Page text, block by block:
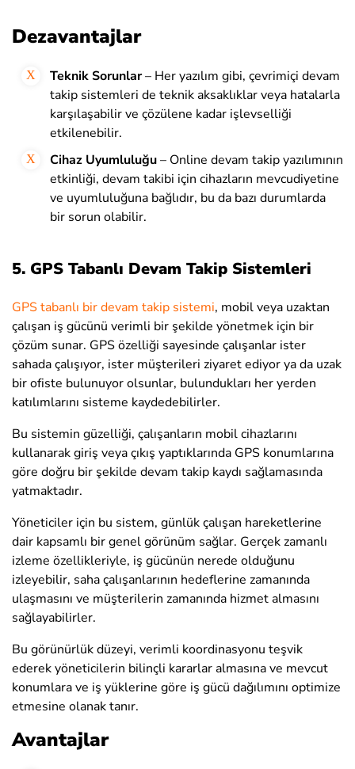
Dezavantajlar
Teknik Sorunlar– Her yazılım gibi, çevrimiçi devam
takip sistemleri de teknik aksaklıklar veya hatalarla
karşılaşabilir ve çözülene kadar işlevselliği
etkilenebilir.
Cihaz Uyumluluğu– Online devam takip yazılımının
etkinliği, devam takibi için cihazların mevcudiyetine
ve uyumluluğuna bağlıdır, bu da bazı durumlarda
bir sorun olabilir.
5. GPS Tabanlı Devam Takip Sistemleri
GPS tabanlı bir devam takip sistemi, mobil veya uzaktan
çalışan iş gücünü verimli bir şekilde yönetmek için bir
çözüm sunar. GPS özelliği sayesinde çalışanlar ister
sahada çalışıyor, ister müşterileri ziyaret ediyor ya da uzak
bir ofiste bulunuyor olsunlar, bulundukları her yerden
katılımlarını sisteme kaydedebilirler.
Bu sistemin güzelliği, çalışanların mobil cihazlarını
kullanarak giriş veya çıkış yaptıklarında GPS konumlarına
göre doğru bir şekilde devam takip kaydı sağlamasında
yatmaktadır.
Yöneticiler için bu sistem, günlük çalışan hareketlerine
dair kapsamlı bir genel görünüm sağlar. Gerçek zamanlı
izleme özellikleriyle, iş gücünün nerede olduğunu
izleyebilir, saha çalışanlarının hedeflerine zamanında
ulaşmasını ve müşterilerin zamanında hizmet almasını
sağlayabilirler.
Bu görünürlük düzeyi, verimli koordinasyonu teşvik
ederek yöneticilerin bilinçli kararlar almasına ve mevcut
konumlara ve iş yüklerine göre iş gücü dağılımını optimize
etmesine olanak tanır.
Avantajlar